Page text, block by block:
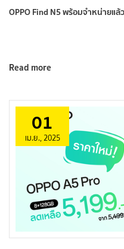
OPPO Find N5 พร้อมจำหน่ายแ
Read more
01
เม.ย., 2025